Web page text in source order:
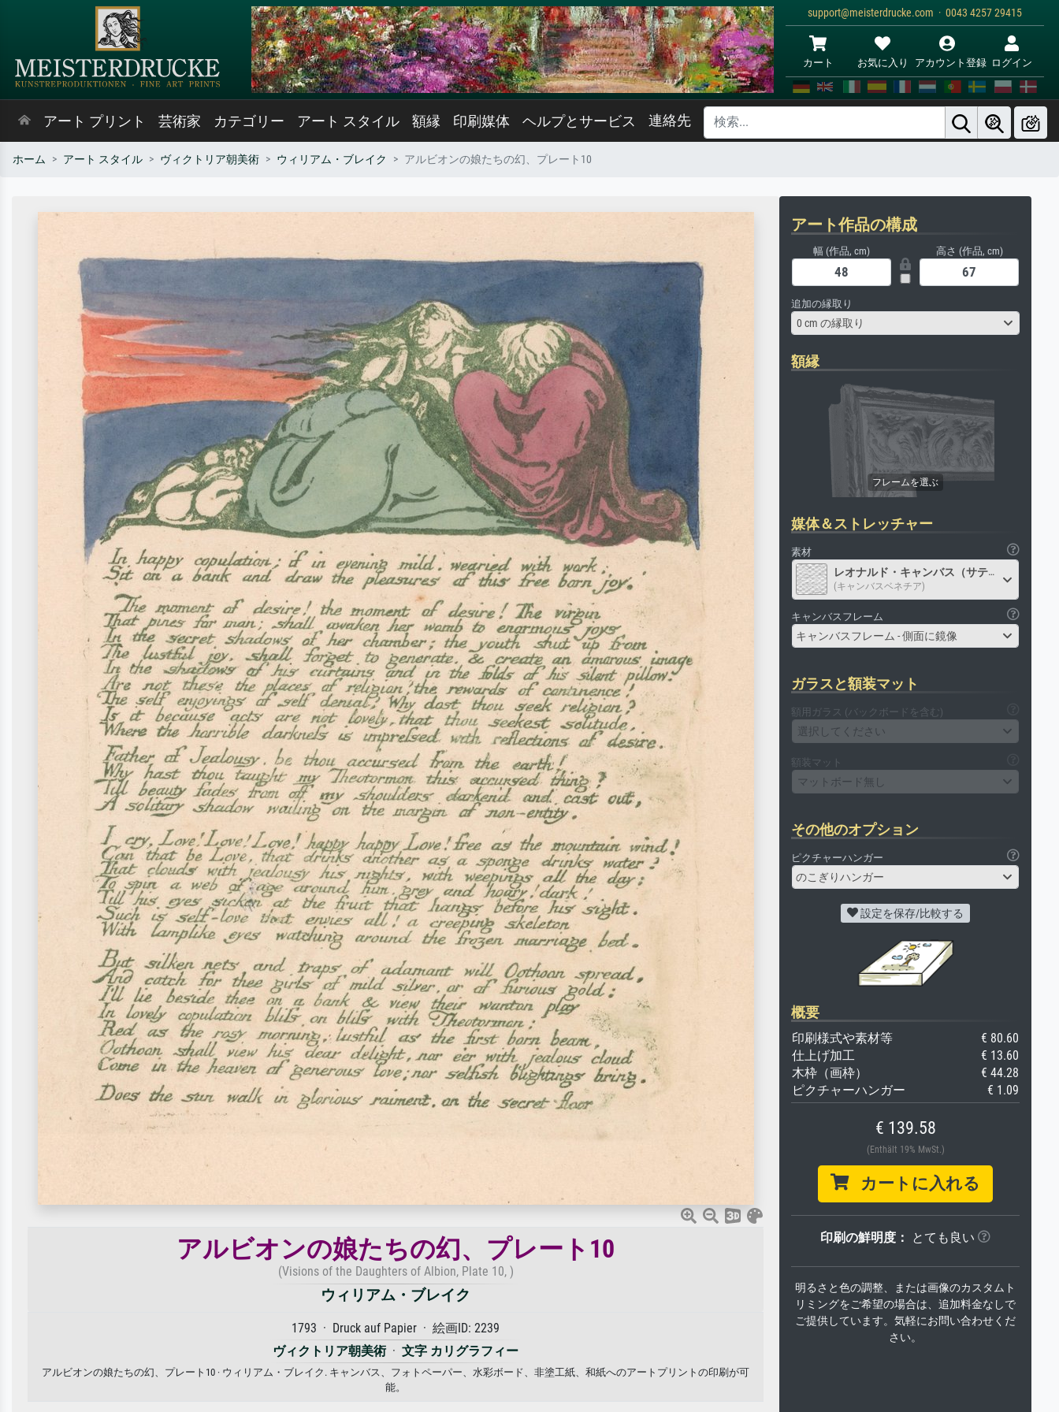
support@meisterdrucke.com · 0043 4257 29415
カート お気に入り アカウント登録 ログイン
アート プリント 芸術家 カテゴリー アート スタイル 額縁 印刷媒体 ヘルプとサービス 連絡先
ホーム アート スタイル ヴィクトリア朝美術 ウィリアム・ブレイク アルビオンの娘たちの幻、プレート10
アルビオンの娘たちの幻、プレート10
(Visions of the Daughters of Albion, Plate 10, )
ウィリアム・ブレイク
1793 · Druck auf Papier · 絵画ID: 2239
ヴィクトリア朝美術 · 文字 カリグラフィー
アルビオンの娘たちの幻、プレート10 · ウィリアム・ブレイク. キャンバス、フォトペーパー、水彩ボード、非塗工紙、和紙へのアートプリントの印刷が可
能。
アート作品の構成
幅 (作品, cm) 高さ (作品, cm)
追加の縁取り
0 cm の縁取り
額縁
媒体＆ストレッチャー
素材
レオナルド・キャンバス（サテン）
(キャンバスベネチア)
キャンバスフレーム
キャンバスフレーム - 側面に鏡像
ガラスと額装マット
額用ガラス (バックボードを含む)
選択してください
額装マット
マットボード無し
その他のオプション
ピクチャーハンガー
のこぎりハンガー
設定を保存/比較する
概要
印刷様式や素材等
€ 80.60
仕上げ加工
€ 13.60
木枠（画枠）
€ 44.28
ピクチャーハンガー
€ 1.09
€ 139.58
(Enthält 19% MwSt.)
カートに入れる
印刷の鮮明度： とても良い
明るさと色の調整、または画像のカスタムト
リミングをご希望の場合は、追加料金なしで
ご提供しています。気軽にお問い合わせくだ
さい。